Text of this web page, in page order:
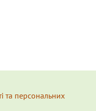
та персональних